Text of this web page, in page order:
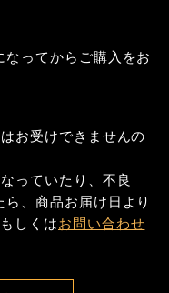
ってからご購入をお
お受けできませんの
っていたり、不良
、商品お届け日より
しくはお問い合わせ